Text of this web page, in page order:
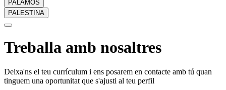
PALAMÓS
PALESTINA
Treballa amb nosaltres
Deixa'ns el teu currículum i ens posarem en contacte amb tú quan
tinguem una oportunitat que s'ajusti al teu perfil